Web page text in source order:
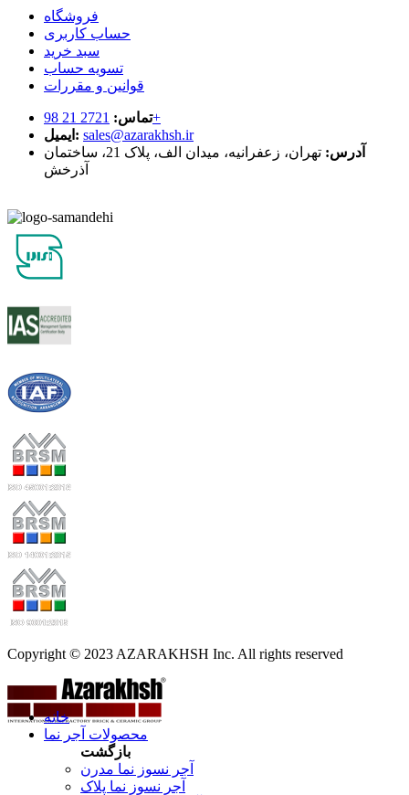
فروشگاه
حساب کاربری
سبد خرید
تسویه حساب
قوانین و مقررات
تماس:2721 21 98+
ایمیل: sales@azarakhsh.ir
آدرس:
تهران، زعفرانیه، میدان الف، پلاک 21، ساختمان
آذرخش
Copyright © 2023 AZARAKHSH Inc. All rights reserved
خانه
محصولات آجر نما
بازگشت
آجر نسوز نما مدرن
آجر نسوز نما پلاک